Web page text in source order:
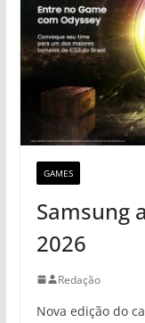
GAMES
Samsung
2026
Redação
Nova edição do